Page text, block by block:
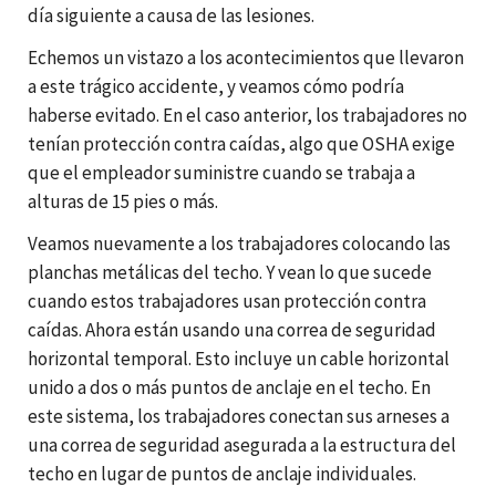
día siguiente a causa de las lesiones.
Echemos un vistazo a los acontecimientos que llevaron
a este trágico accidente, y veamos cómo podría
haberse evitado. En el caso anterior, los trabajadores no
tenían protección contra caídas, algo que OSHA exige
que el empleador suministre cuando se trabaja a
alturas de 15 pies o más.
Veamos nuevamente a los trabajadores colocando las
planchas metálicas del techo. Y vean lo que sucede
cuando estos trabajadores usan protección contra
caídas. Ahora están usando una correa de seguridad
horizontal temporal. Esto incluye un cable horizontal
unido a dos o más puntos de anclaje en el techo. En
este sistema, los trabajadores conectan sus arneses a
una correa de seguridad asegurada a la estructura del
techo en lugar de puntos de anclaje individuales.